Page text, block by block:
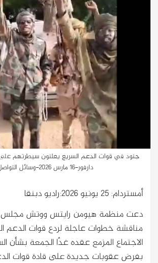
جنود في قوات الدعم السريع يعلنون سيطرتهم على
دارفور-16 مارس 2026-وسائل التواصل
أمستردام: 25 يونيو 2026:راديو دبنقا
دعت منظمة هيومن رايتس ووتش مجلس
مناقشة خطوات عاجلة لردع قوات الدعم
الاجتماع المزمع عقده غدًا الجمعة بشأن
بفرض عقوبات جديدة على قادة قوات